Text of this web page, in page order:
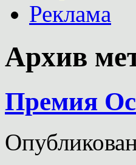
Реклама
Архив
Премия